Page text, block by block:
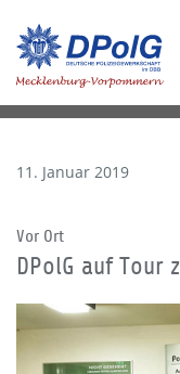
11. Januar 2019
Vor Ort
DPolG auf Tour